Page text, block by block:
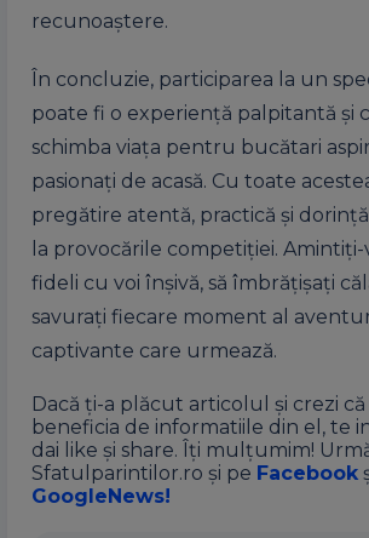
recunoaștere.
În concluzie, participarea la un
poate fi o experiență palpitantă și
schimba viața pentru bucătari
pasionați de acasă. Cu toate
pregătire atentă, practică și
la provocările competiției. Amintiți-
fideli cu voi înșivă, să îmbrățișați
savurați fiecare moment al
captivante care urmează.
Dacă ți-a plăcut articolul și crezi
beneficia de informatiile din el, te
dai like și share. Îți mulțumim!
Sfatulparintilor.ro și pe Facebook
GoogleNews!